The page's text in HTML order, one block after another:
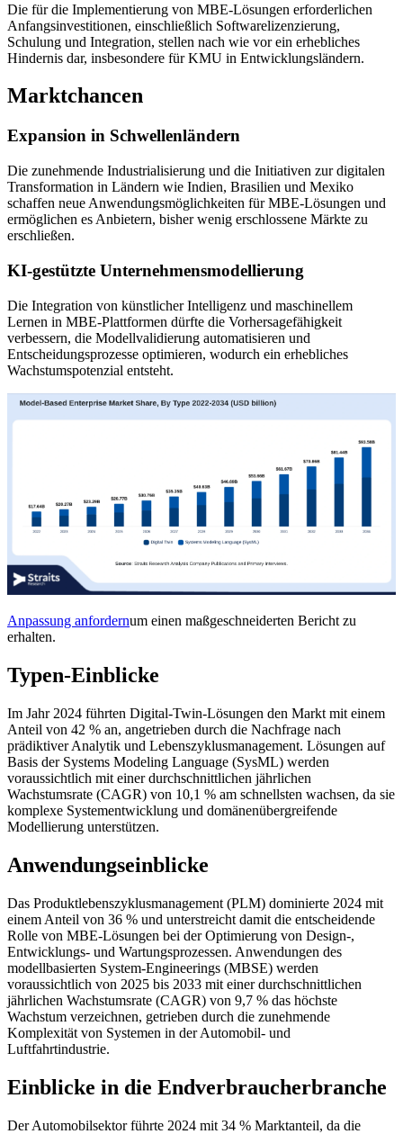
Die für die Implementierung von MBE-Lösungen erforderlichen
Anfangsinvestitionen, einschließlich Softwarelizenzierung,
Schulung und Integration, stellen nach wie vor ein erhebliches
Hindernis dar, insbesondere für KMU in Entwicklungsländern.
Marktchancen
Expansion in Schwellenländern
Die zunehmende Industrialisierung und die Initiativen zur digitalen
Transformation in Ländern wie Indien, Brasilien und Mexiko
schaffen neue Anwendungsmöglichkeiten für MBE-Lösungen und
ermöglichen es Anbietern, bisher wenig erschlossene Märkte zu
erschließen.
KI-gestützte Unternehmensmodellierung
Die Integration von künstlicher Intelligenz und maschinellem
Lernen in MBE-Plattformen dürfte die Vorhersagefähigkeit
verbessern, die Modellvalidierung automatisieren und
Entscheidungsprozesse optimieren, wodurch ein erhebliches
Wachstumspotenzial entsteht.
Anpassung anfordernum einen maßgeschneiderten Bericht zu
erhalten.
Typen-Einblicke
Im Jahr 2024 führten Digital-Twin-Lösungen den Markt mit einem
Anteil von 42 % an, angetrieben durch die Nachfrage nach
prädiktiver Analytik und Lebenszyklusmanagement. Lösungen auf
Basis der Systems Modeling Language (SysML) werden
voraussichtlich mit einer durchschnittlichen jährlichen
Wachstumsrate (CAGR) von 10,1 % am schnellsten wachsen, da sie
komplexe Systementwicklung und domänenübergreifende
Modellierung unterstützen.
Anwendungseinblicke
Das Produktlebenszyklusmanagement (PLM) dominierte 2024 mit
einem Anteil von 36 % und unterstreicht damit die entscheidende
Rolle von MBE-Lösungen bei der Optimierung von Design-,
Entwicklungs- und Wartungsprozessen. Anwendungen des
modellbasierten System-Engineerings (MBSE) werden
voraussichtlich von 2025 bis 2033 mit einer durchschnittlichen
jährlichen Wachstumsrate (CAGR) von 9,7 % das höchste
Wachstum verzeichnen, getrieben durch die zunehmende
Komplexität von Systemen in der Automobil- und
Luftfahrtindustrie.
Einblicke in die Endverbraucherbranche
Der Automobilsektor führte 2024 mit 34 % Marktanteil, da die